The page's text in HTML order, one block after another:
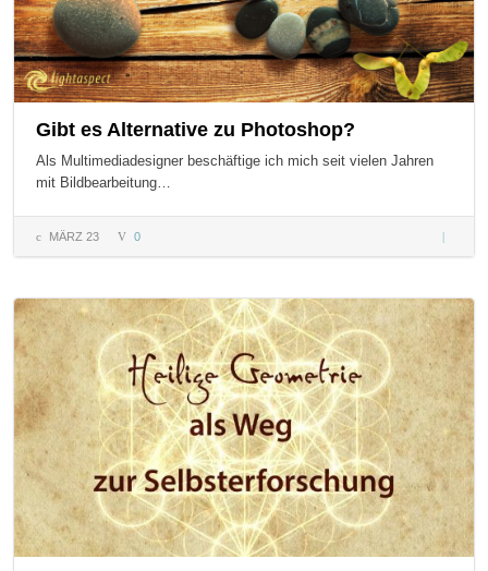
Gibt es Alternative zu Photoshop?
Als Multimediadesigner beschäftige ich mich seit vielen Jahren
mit Bildbearbeitung…
MÄRZ 23 0